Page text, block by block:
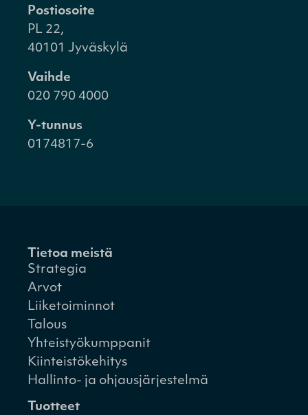
Postiosoite
PL 22,
40101 Jyväskylä
Vaihde
020 790 4000
Y-tunnus
0174817-6
Tietoa meistä
Strategia
Arvot
Liiketoiminnot
Talous
Yhteistyökumppanit
Kiinteistökehitys
Hallinto- ja ohjausjärjestelmä
Tuotteet